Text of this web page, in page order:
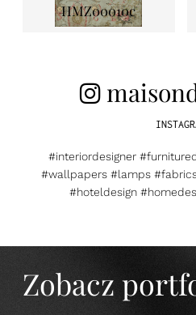
HMZ00010c
#interiordesigner
#wallpapers #lamps
#hoteldesign
Zobacz